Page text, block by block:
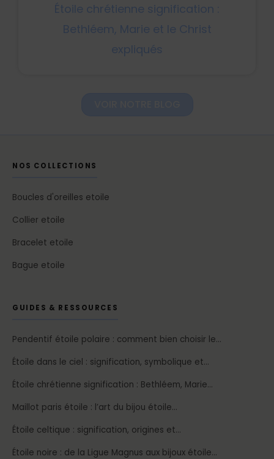
Étoile chrétienne signification :
Bethléem, Marie et le Christ
expliqués
NOS COLLECTIONS
Boucles d'oreilles etoile
Collier etoile
Bracelet etoile
Bague etoile
GUIDES & RESSOURCES
Pendentif étoile polaire : comment bien choisir le…
Étoile dans le ciel : signification, symbolique et…
Étoile chrétienne signification : Bethléem, Marie…
Maillot paris étoile : l’art du bijou étoile…
Étoile celtique : signification, origines et…
Étoile noire : de la Ligue Magnus aux bijoux étoile…